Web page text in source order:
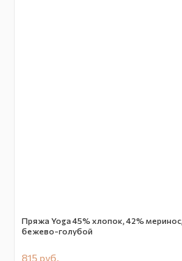
Пряжа Yoga 45% хлопок, 42%
бежево-голубой
815 руб.